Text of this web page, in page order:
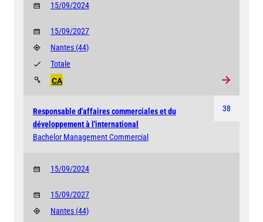
15/09/2024
15/09/2027
Nantes (44)
CA
Totale
38
Responsable d'affaires commerciales et du
développement à l'international
Bachelor Management Commercial
15/09/2024
15/09/2027
Nantes (44)